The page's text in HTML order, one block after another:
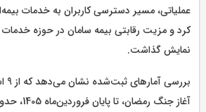
عملیاتی، مسیر دسترسی کاربران به خدمات
کرد و مزیت رقابتی بیمه سامان در حوزه خدمات
نمایش گذاشت.